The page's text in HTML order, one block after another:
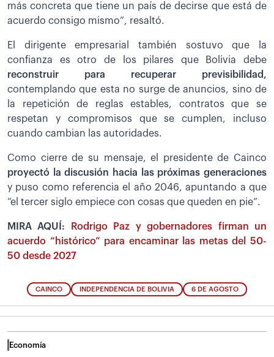
más concreta que tiene un país de decirse que está de
acuerdo consigo mismo”, resaltó.
El dirigente empresarial también sostuvo que la
confianza es otro de los pilares que Bolivia debe
reconstruir para recuperar previsibilidad,
contemplando que esta no surge de anuncios, sino de
la repetición de reglas estables, contratos que se
respetan y compromisos que se cumplen, incluso
cuando cambian las autoridades.
Como cierre de su mensaje, el presidente de Cainco
proyectó la discusión hacia las próximas generaciones
y puso como referencia el año 2046, apuntando a que
“el tercer siglo empiece con cosas que queden en pie”.
MIRA AQUÍ:
Rodrigo Paz y gobernadores firman un
acuerdo “histórico” para encaminar las metas del 50-
50 desde 2027
CAINCO INDEPENDENCIA DE BOLIVIA 6 DE AGOSTO
Economía